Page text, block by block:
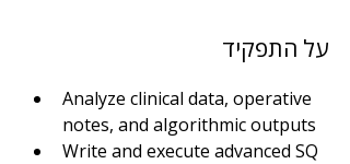
3
BI | DBA | Big Data
על התפקיד
Analyze clinical data, operative
notes, and algorithmic outputs
Write and execute advanced SQ